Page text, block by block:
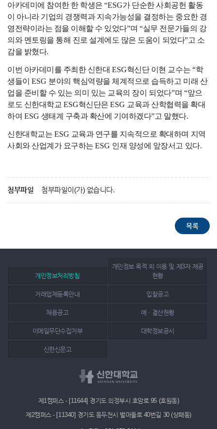
아카데미에 참여한 한 학생은“ESG가 단순한 사회공헌 활동
이 아니라 기업의 경쟁력과 지속가능성을 결정하는 중요한 경
영전략이라는 점을 이해할 수 있었다”며 “실무 전문가들의 강
의와 멘토링을 통해 진로 설계에도 많은 도움이 되었다”고 소
감을 밝혔다.
이번 아카데미를 주최한 신한대 ESG혁신단 이현 교수는 “학
생들이ESG 분야의 핵심역량을 체계적으로 습득하고 미래 산
업을 준비할 수 있는 의미 있는 교육의 장이 되었다”며 “앞으
로도 신한대학교 ESG혁신단은ESG 교육과 산학협력을 확대
하여 ESG 생태계 구축과 확산에 기여하겠다”고 말했다.
신한대학교는 ESG 교육과 연구를 지속적으로 확대하며 지역
사회와 산업계가 요구하는ESG 인재 양성에 앞장서고 있다.
첨부파일 첨부파일이(가) 없습니다.
개인정보처리방침
개인정보 목적 외 이용 및 제3자 제공
현황
거래업체등록안내 입찰공고
채용공고 예ㆍ결산현황
이메일무단수집거부 대학정보공시
신한신문고
제1캠퍼스 - [11644] 경기도 의정부시 호암로 95 (호원동)
제2캠퍼스 - [11340] 경기도 동두천시 벌마들로 40번길 30 (상패동)